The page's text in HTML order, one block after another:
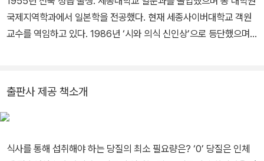
지금까지 3,300명이 넘는 실제사례를 통해 당질제한식의 효과를 입
증하고 있다. 저자는 당질제한식이 생활습관병 외에도 정신질환, 알
레르기 등 폭넓은 질병의 예방과 치료, 다이어트와 미용에도 효과가
오 병원 이사장과 사단법인 일본 당질제한의료추진협회 이사장으로
糖尿病徒然日記 ’라는 블로그를 운영하며 당질제한 다이어트 정
뇨병에 밥 먹지 마라 》, 《 누구라도 스트레스 없이 살을 뺄 수 있다! 당
국제지역학과에서 일본학을 전공했다. 현재 세종사이버대학교 객원
교수를 역임하고 있다. 1986년 ‘시와 의식 신인상’으로 등단했으며,
은》, 《빛의 드라마》, 네덜란드어 시집 《길 위의 시》, 인문서 《일본의
고대 국가 형성과 만요슈》 등이 있으며, 한일 대표 시인의 시집을 다
일 100명의 마을이라면》, 《또 하나의 로마인 이야기》 등 200여 권
출판사 제공 책소개
식사를 통해 섭취해야 하는 당질의 최소 필요량은? ‘0’ 당질은 인체